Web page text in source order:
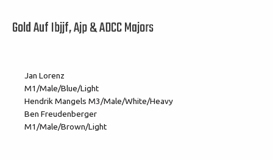
Gold Auf Ibjjf, Ajp & ADCC Majors
Jan Lorenz
M1/Male/Blue/Light
Hendrik Mangels M3/Male/White/Heavy
Ben Freudenberger
M1/Male/Brown/Light